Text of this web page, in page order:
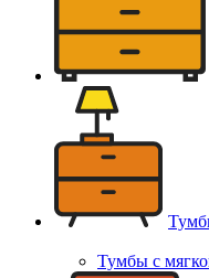
Тумбы с